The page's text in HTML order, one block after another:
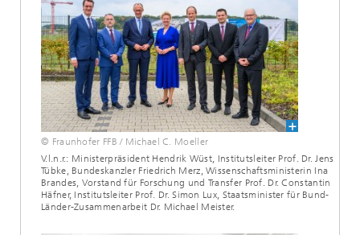
© Fraunhofer FFB / Michael C. Moeller
V.l.n.r.: Ministerpräsident Hendrik Wüst, Institutsleiter Prof. Dr. Jens
Tübke, Bundeskanzler Friedrich Merz, Wissenschaftsministerin Ina
Brandes, Vorstand für Forschung und Transfer Prof. Dr. Constantin
Häfner, Institutsleiter Prof. Dr. Simon Lux, Staatsminister für Bund-
Länder-Zusammenarbeit Dr. Michael Meister.